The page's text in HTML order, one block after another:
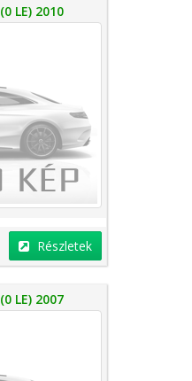
(0 LE) 2010
Részletek
(0 LE) 2007